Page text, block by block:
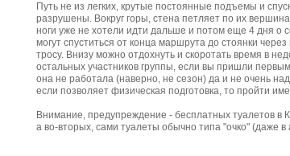
Путь не из легких, крутые постоянные подъемы и
разрушены. Вокруг горы, стена петляет по их
ноги уже не хотели идти дальше и потом еще 4 дня
могут спуститься от конца маршрута до стоянки
тросу. Внизу можно отдохнуть и скоротать время в
остальных участников группы, если вы пришли
она не работала (наверно, не сезон) да и не очень
если позволяет физическая подготовка, то пройти
Внимание, предупреждение - бесплатных туалетов в
а во-вторых, сами туалеты обычно типа "очко" (даже в